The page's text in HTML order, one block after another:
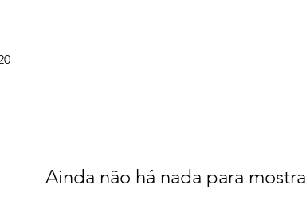
Ainda não há nada para